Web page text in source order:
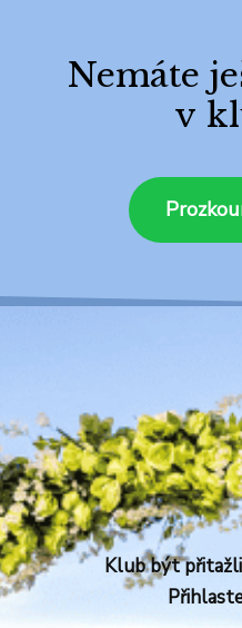
Nemáte
v
Klub být